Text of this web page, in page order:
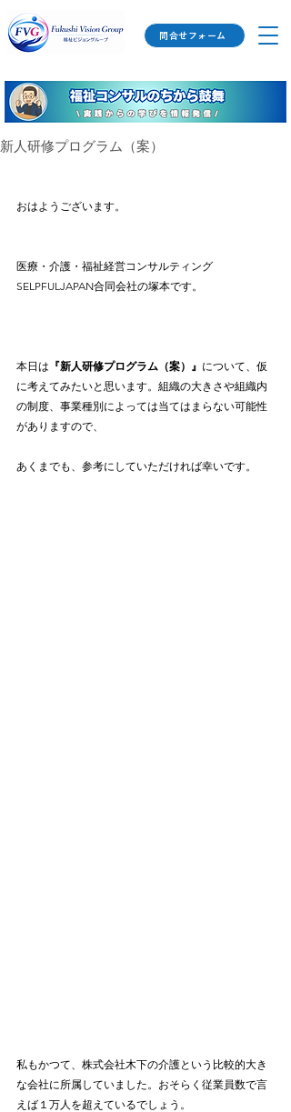
問合せフォーム
新人研修プログラム（案）
おはようございます。
医療・介護・福祉経営コンサルティング
SELPFULJAPAN合同会社の塚本です。
本日は 『新人研修プログラム（案）』 について、仮
に考えてみたいと思います。組織の大きさや組織内
の制度、事業種別によっては当てはまらない可能性
がありますので、
あくまでも、参考にしていただければ幸いです。
私もかつて、株式会社木下の介護という比較的大き
な会社に所属していました。おそらく従業員数で言
えば１万人を超えているでしょう。